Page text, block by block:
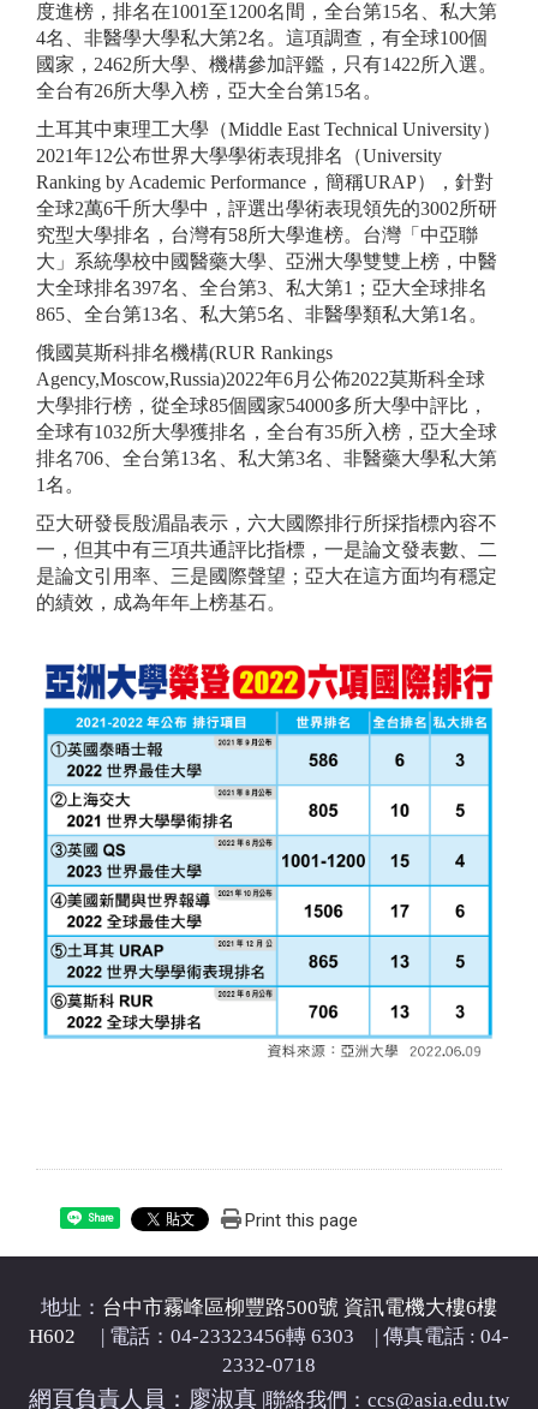
度進榜，排名在1001至1200名間，全台第15名、私大第
4名、非醫學大學私大第2名。這項調查，有全球100個
國家，2462所大學、機構參加評鑑，只有1422所入選。
全台有26所大學入榜，亞大全台第15名。
土耳其中東理工大學（Middle East Technical University）
2021年12公布世界大學學術表現排名（University
Ranking by Academic Performance，簡稱URAP），針對
全球2萬6千所大學中，評選出學術表現領先的3002所研
究型大學排名，台灣有58所大學進榜。台灣「中亞聯
大」系統學校中國醫藥大學、亞洲大學雙雙上榜，中醫
大全球排名397名、全台第3、私大第1；亞大全球排名
865、全台第13名、私大第5名、非醫學類私大第1名。
俄國莫斯科排名機構(RUR Rankings
Agency,Moscow,Russia)2022年6月公佈2022莫斯科全球
大學排行榜，從全球85個國家54000多所大學中評比，
全球有1032所大學獲排名，全台有35所入榜，亞大全球
排名706、全台第13名、私大第3名、非醫藥大學私大第
1名。
亞大研發長殷湄晶表示，六大國際排行所採指標內容不
一，但其中有三項共通評比指標，一是論文發表數、二
是論文引用率、三是國際聲望；亞大在這方面均有穩定
的績效，成為年年上榜基石。
Share Print this page
地址： 台中市霧峰區柳豐路500號 資訊電機大樓6樓
H602 | 電話：04-23323456轉 6303 | 傳真電話 : 04-
2332-0718
網頁負責人員：廖淑真 聯絡我們：ccs@asia.edu.tw